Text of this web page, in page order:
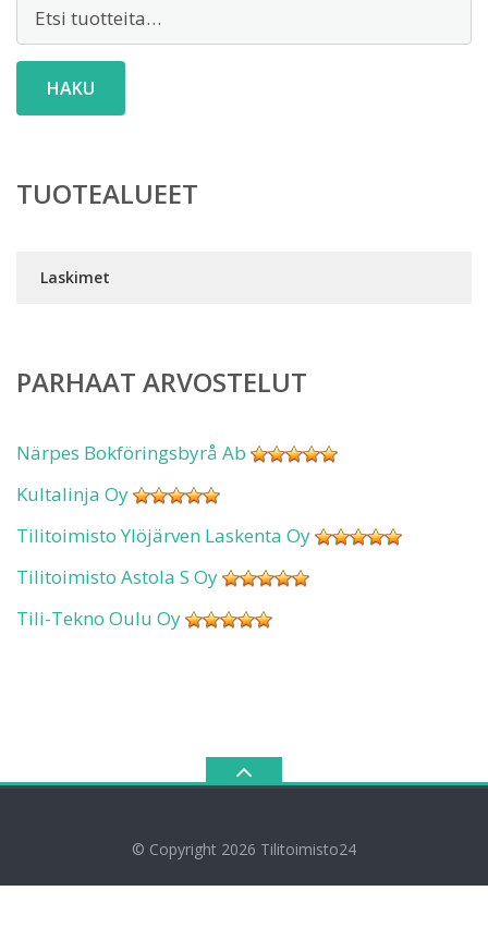
HAKU
TUOTEALUEET
Laskimet
PARHAAT ARVOSTELUT
Närpes Bokföringsbyrå Ab
Kultalinja Oy
Tilitoimisto Ylöjärven Laskenta Oy
Tilitoimisto Astola S Oy
Tili-Tekno Oulu Oy
© Copyright 2026 Tilitoimisto24